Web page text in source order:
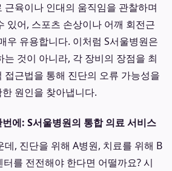
근육이나 인대의 움직임을 관찰하며
있어, 스포츠 손상이나 어깨 회전근
우 유용합니다. 이처럼 S서울병원은
는 것이 아니라, 각 장비의 장점을 최
접근법을 통해 진단의 오류 가능성을
원인을 찾아냅니다.
에: S서울병원의 통합 의료 서비스
데, 진단을 위해 A병원, 치료를 위해 B
를 전전해야 한다면 어떨까요? 시